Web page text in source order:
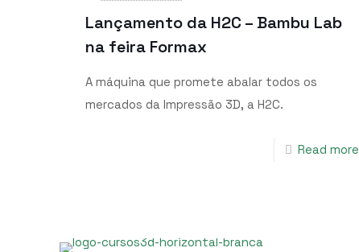
Lançamento da H2C – Bambu Lab
na feira Formax
A máquina que promete abalar todos os
mercados da Impressão 3D, a H2C.
Read more